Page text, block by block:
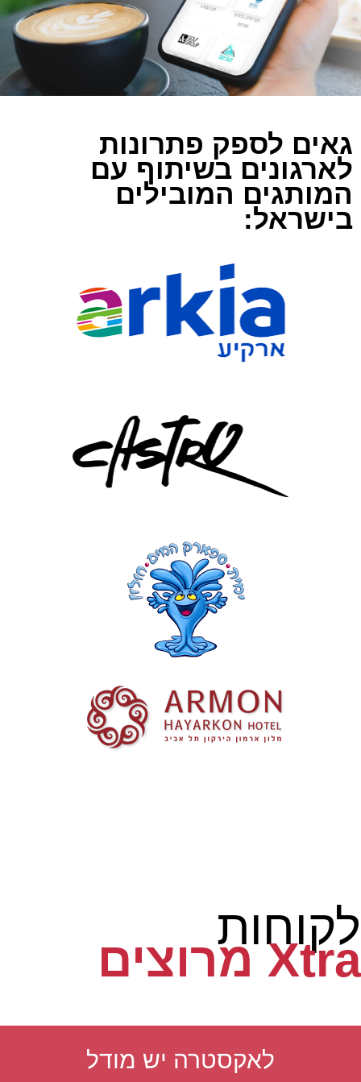
גאים לספק פתרונות
לארגונים בשיתוף עם
המותגים המובילים
בישראל:
לקוחות
Xtra מרוצים
לאקסטרה יש מודל